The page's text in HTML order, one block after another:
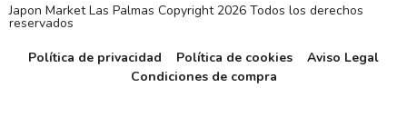
Japon Market Las Palmas Copyright 2026 Todos los derechos
reservados
Política de privacidad
Política de cookies
Aviso Legal
Condiciones de compra